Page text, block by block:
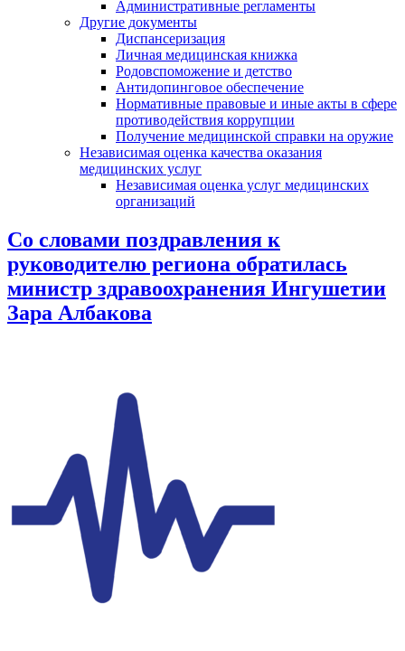
Административные регламенты
Другие документы
Диспансеризация
Личная медицинская книжка
Родовспоможение и детство
Антидопинговое обеспечение
Нормативные правовые и иные акты в сфере
противодействия коррупции
Получение медицинской справки на оружие
Независимая оценка качества оказания
медицинских услуг
Независимая оценка услуг медицинскиx
организаций
Со словами поздравления к
руководителю региона обратилась
министр здравоохранения Ингушетии
Зара Албакова